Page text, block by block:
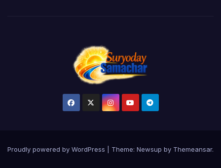
Proudly powered by WordPress Theme: Newsup by Themeansar.